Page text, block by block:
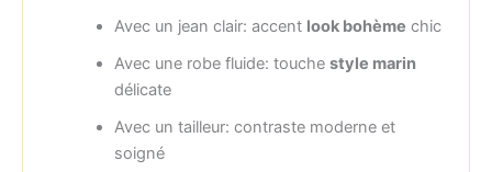
Avec un jean clair: accent look bohème chic
Avec une robe fluide: touche style marin
délicate
Avec un tailleur: contraste moderne et
soigné